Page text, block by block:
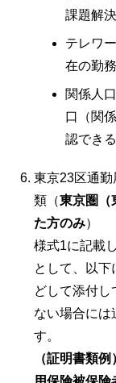
課題解
テレワ
在の勤
関係人
口（関
認でき
東京23区通
類（東京圏（
た方のみ）
様式1に記載
として、以
どして添付し
ない場合には
す。
（証明書類